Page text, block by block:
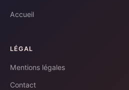
Accueil
LÉGAL
Mentions légales
Contact